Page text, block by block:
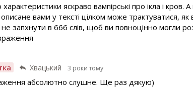
яскраво вампірські про ікла і кров.
вами у тексті цілком може трактуватися,
не запхнути в 666 слів, щоб ви повноцінно могли
Хвацький 3 роки тому
абсолютно слушне. Ще раз дякую)